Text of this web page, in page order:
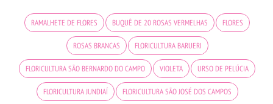
RAMALHETE DE FLORES BUQUÊ DE 20 ROSAS VERMELHAS FLORES
ROSAS BRANCAS FLORICULTURA BARUERI
FLORICULTURA SÃO BERNARDO DO CAMPO VIOLETA URSO DE PELÚCIA
FLORICULTURA JUNDIAÍ FLORICULTURA SÃO JOSÉ DOS CAMPOS